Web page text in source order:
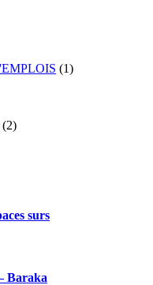
(1)
(2)
surs
Baraka